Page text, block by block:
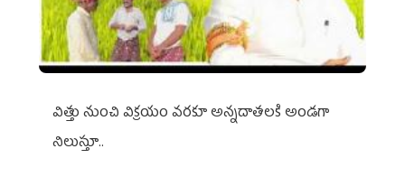
విత్తు నుంచి విక్రయం వరకూ అన్నదాతలకి అండగా
నిలుస్తూ..